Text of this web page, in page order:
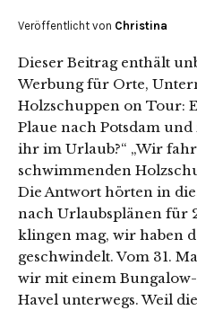
Veröffentlicht von Christina
Dieser Beitrag enthält
Werbung für Orte,
Holzschuppen on Tour:
Plaue nach Potsdam
ihr im Urlaub?“ „Wir
schwimmenden
Die Antwort hörten in
nach Urlaubsplänen für
klingen mag, wir haben
geschwindelt. Vom 31.
wir mit einem
Havel unterwegs. Weil